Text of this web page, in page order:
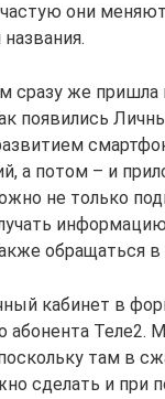
они
сразу же пришла
появились
а потом – и
не только
обращаться
кабинет в
Теле2.
там в
сделать и при